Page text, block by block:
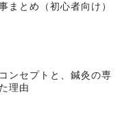
まとめ（初心者向け）
ンセプトと、鍼灸の専
理由